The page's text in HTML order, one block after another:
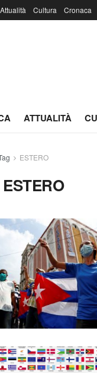
Attualità Cultura Cronaca
ATTUALITÀ
ESTERO
ESTERO